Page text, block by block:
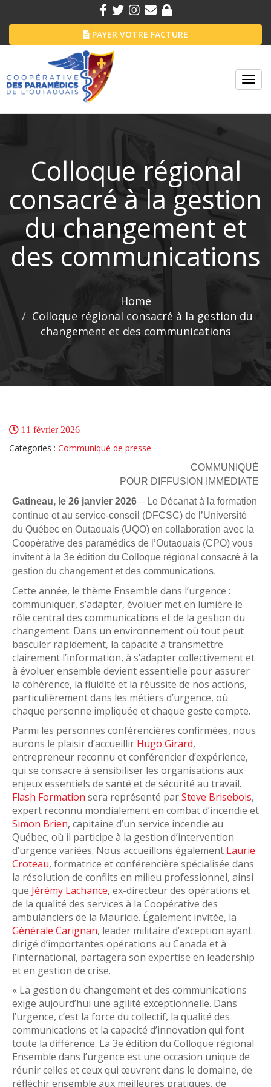
PAYER VOTRE FACTURE
Colloque régional
consacré à la gestion
du changement et
des communications
Home
Colloque régional consacré à la gestion du
changement et des communications
11 février 2026
Categories : Communiqué de presse
COMMUNIQUÉ
POUR DIFFUSION IMMÉDIATE
Gatineau, le 26 janvier 2026 – Le Décanat à la formation
continue et au service-conseil (DFCSC) de l’Université
du Québec en Outaouais (UQO) en collaboration avec la
Coopérative des paramédics de l’Outaouais (CPO) vous
invitent à la 3e édition du Colloque régional consacré à la
gestion du changement et des communications.
Cette année, le thème Ensemble dans l’urgence :
communiquer, s’adapter, évoluer met en lumière le
rôle central des communications et de la gestion du
changement. Dans un environnement où tout peut
basculer rapidement, la capacité à transmettre
clairement l’information, à s’adapter collectivement et
à évoluer ensemble devient essentielle pour assurer
la cohérence, la fluidité et la réussite de nos actions,
particulièrement dans les métiers d’urgence, où
chaque personne impliquée et chaque geste compte.
Parmi les personnes conférencières confirmées, nous
aurons le plaisir d’accueillir Hugo Girard,
entrepreneur reconnu et conférencier d’expérience,
qui se consacre à sensibiliser les organisations aux
enjeux essentiels de santé et de sécurité au travail.
Flash Formation sera représenté parSteve Brisebois,
expert reconnu mondialement en combat d’incendie et
Simon Brien, capitaine d’un service incendie au
Québec, où il participe à la gestion d’intervention
d’urgence variées. Nous accueillons également Laurie
Croteau, formatrice et conférencière spécialisée dans
la résolution de conflits en milieu professionnel, ainsi
que Jérémy Lachance, ex-directeur des opérations et
de la qualité des services à la Coopérative des
ambulanciers de la Mauricie. Également invitée, la
Générale Carignan, leader militaire d’exception ayant
dirigé d’importantes opérations au Canada et à
l’international, partagera son expertise en leadership
et en gestion de crise.
« La gestion du changement et des communications
exige aujourd’hui une agilité exceptionnelle. Dans
l’urgence, c’est la force du collectif, la qualité des
communications et la capacité d’innovation qui font
toute la différence. La 3e édition du Colloque régional
Ensemble dans l’urgence est une occasion unique de
réunir celles et ceux qui œuvrent dans le domaine, de
réfléchir ensemble aux meilleures pratiques, de